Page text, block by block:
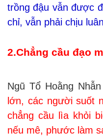
trồng đậu vẫn được
chỉ, vẫn phải chịu
2.Chẳng cầu đạo
Ngũ Tổ Hoằng
lớn, các người suốt
chẳng cầu lìa khỏi
nếu mê, phước làm